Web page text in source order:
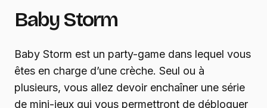
Baby Storm
Baby Storm est un party-game dans lequel vous
êtes en charge d’une crèche. Seul ou à
plusieurs, vous allez devoir enchaîner une série
de mini-jeux qui vous permettront de débloquer